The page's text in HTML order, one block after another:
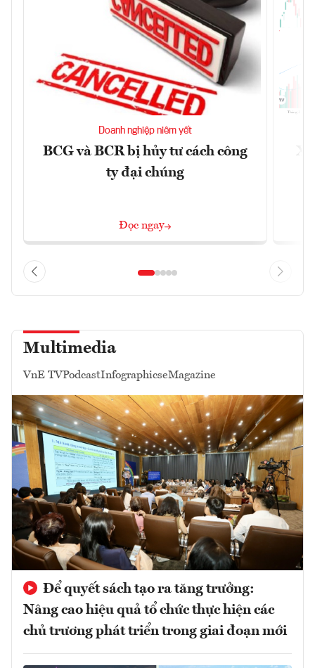
Doanh nghiệp niêm yết
BCG và BCR bị hủy tư cách công
ty đại chúng
Đọc ngay
Multimedia
VnE TVPodcastInfographicseMagazine
Để quyết sách tạo ra tăng trưởng:
Nâng cao hiệu quả tổ chức thực hiện các
chủ trương phát triển trong giai đoạn mới